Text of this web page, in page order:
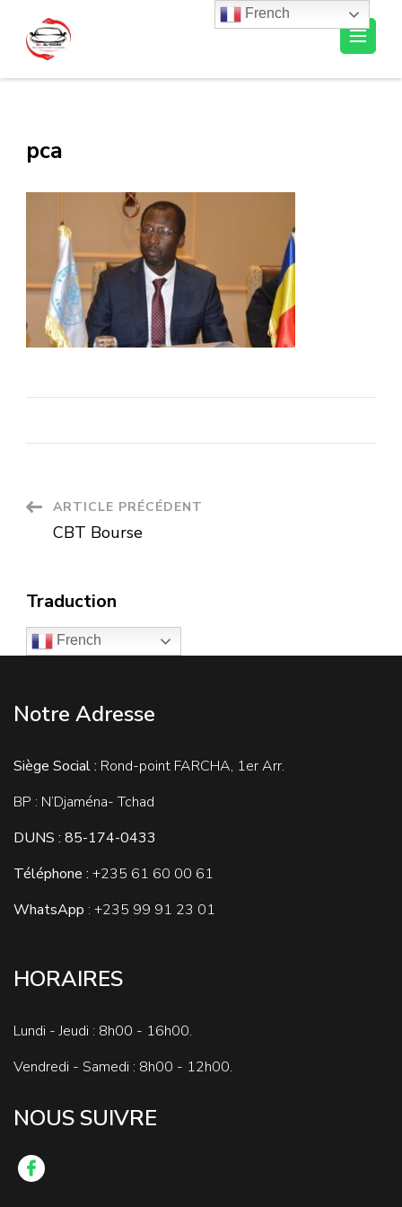
pca
ARTICLE PRÉCÉDENT
CBT Bourse
Traduction
French
Notre Adresse
Siège Social : Rond-point FARCHA, 1er Arr.
BP : N’Djaména- Tchad
DUNS : 85-174-0433
Téléphone : +235 61 60 00 61
WhatsApp : +235 99 91 23 01
HORAIRES
Lundi - Jeudi : 8h00 - 16h00.
Vendredi - Samedi : 8h00 - 12h00.
NOUS SUIVRE
French